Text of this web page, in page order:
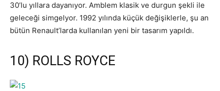
30’lu yıllara dayanıyor. Amblem klasik ve durgun şekli ile
geleceği simgelyor. 1992 yılında küçük değişiklerle, şu an
bütün Renault’larda kullanılan yeni bir tasarım yapıldı.
10) ROLLS ROYCE